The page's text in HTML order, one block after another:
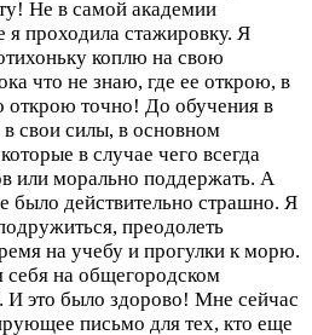
Не в самой академии
я проходила стажировку. Я
коплю на свою
что не знаю, где ее открою, в
открою точно! До обучения в
свои силы, в основном
в случае чего всегда
или морально поддержать. А
было действительно страшно. Я
преодолеть
на учебу и прогулки к морю.
на общегородском
И это было здорово! Мне сейчас
письмо для тех, кто еще